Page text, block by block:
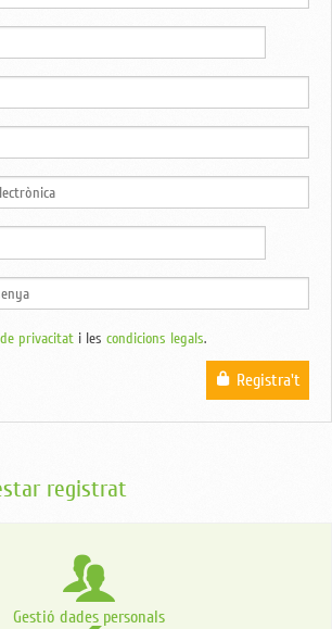
privacitat i les condicions legals.
Registra't
registrat
Gestió dades personals